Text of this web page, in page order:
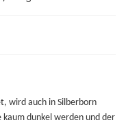
wird auch in Silberborn
dunkel werden und der